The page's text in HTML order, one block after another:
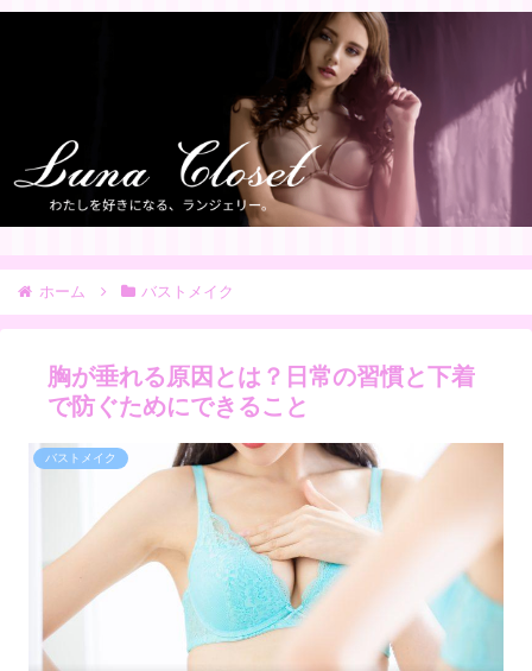
ホーム バストメイク
胸が垂れる原因とは？日常の習慣と下着
で防ぐためにできること
バストメイク